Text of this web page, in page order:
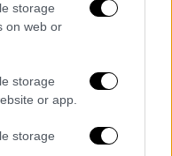
storage
on web or
storage
or app.
storage
Λουίς
από
του η Ερμόσο,
για τον Λουίς